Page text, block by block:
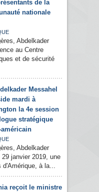
de la
nationale
Abdelkader
au Centre
et de sécurité
Messahel
mardi à
la 4e session
stratégique
Abdelkader
janvier 2019, une
à la...
reçoit le ministre